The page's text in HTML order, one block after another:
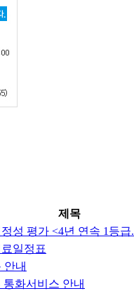
제목
성 평가 <4년 연속 1등급
일정표
안내
화서비스 안내